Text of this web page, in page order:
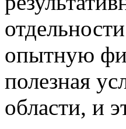
опытную
полезная
области, и